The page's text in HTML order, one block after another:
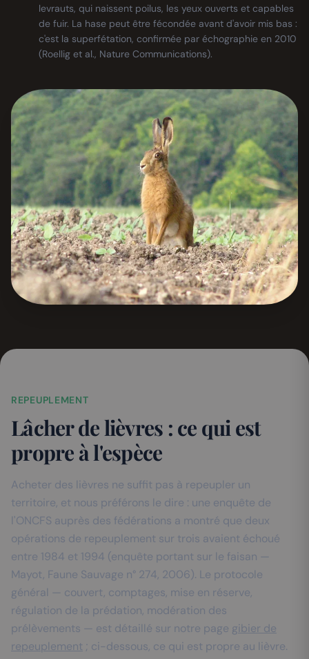
levrauts, qui naissent poilus, les yeux ouverts et capables
de fuir. La hase peut être fécondée avant d'avoir mis bas :
c'est la superfétation, confirmée par échographie en 2010
(Roellig et al., Nature Communications).
REPEUPLEMENT
Lâcher de lièvres : ce qui est
propre à l'espèce
Acheter des lièvres ne suffit pas à repeupler un
territoire, et nous préférons le dire : une enquête de
l'ONCFS auprès des fédérations a montré que deux
opérations de repeuplement sur trois avaient échoué
entre 1984 et 1994 (enquête portant sur le faisan —
Mayot, Faune Sauvage n° 274, 2006). Le protocole
général — couvert, comptages, mise en réserve,
régulation de la prédation, modération des
prélèvements — est détaillé sur notre page gibier de
repeuplement ; ci-dessous, ce qui est propre au lièvre.